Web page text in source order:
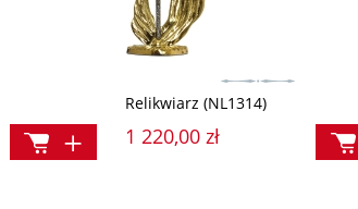
Relikwiarz (NL1314)
1 220,00 zł